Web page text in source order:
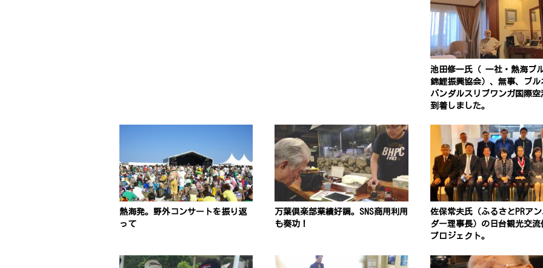
池田修一氏（ 一社・熱海ブ
錦鯉振興協会）、無事、ブル
バンダルスリブワンガ国際空
到着しました。
熱海発。野外コンサートを振り返
って
万葉倶楽部業績好調。SNS商用利用
も奏功！
佐保常夫氏（ふるさとPRア
ダー理事長）の日台観光交流
プロジェクト。